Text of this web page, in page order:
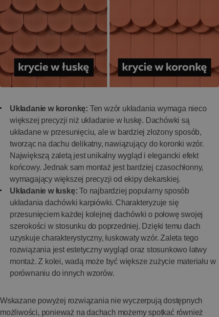
Układanie w koronkę: Ten wzór układania wymaga nieco
większej precyzji niż układanie w łuskę. Dachówki są
układane w przesunięciu, ale w bardziej złożony sposób,
tworząc na dachu delikatny, nawiązujący do koronki wzór.
Największą zaletą jest unikalny wygląd i elegancki efekt
końcowy. Jednak sam montaż jest bardziej czasochłonny,
wymagający większej precyzji od ekipy dekarskiej.
Układanie w łuskę: To najbardziej popularny sposób
układania dachówki karpiówki. Charakteryzuje się
przesunięciem każdej kolejnej dachówki o połowę swojej
szerokości w stosunku do poprzedniej. Dzięki temu dach
uzyskuje charakterystyczny, łuskowaty wzór. Zaleta tego
rozwiązania jest estetyczny wygląd oraz stosunkowo łatwy
montaż. Z kolei, wadą może być większe zużycie materiału w
porównaniu do innych wzorów.
Wskazane powyżej rozwiązania nie wyczerpują dostępnych
możliwości, ponieważ na dachach możemy spotkać również